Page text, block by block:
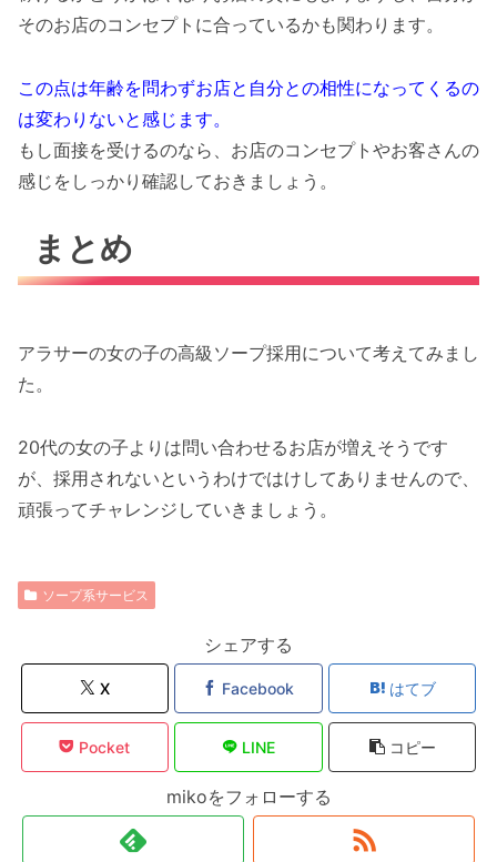
そのお店のコンセプトに合っているかも関わります。
この点は年齢を問わずお店と自分との相性になってくるの
は変わりないと感じます。
もし面接を受けるのなら、お店のコンセプトやお客さんの
感じをしっかり確認しておきましょう。
まとめ
アラサーの女の子の高級ソープ採用について考えてみまし
た。
20代の女の子よりは問い合わせるお店が増えそうです
が、採用されないというわけではけしてありませんので、
頑張ってチャレンジしていきましょう。
ソープ系サービス
シェアする
X Facebook はてブ
Pocket LINE コピー
mikoをフォローする